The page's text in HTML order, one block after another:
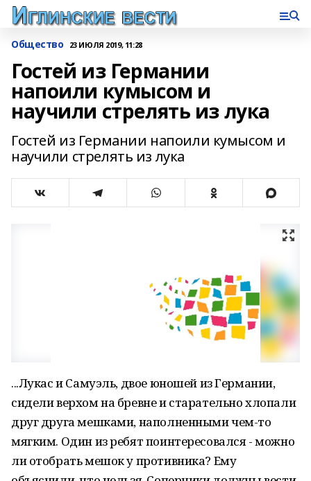
Общество 23 ИЮЛЯ 2019, 11:28
Гостей из Германии
напоили кумысом и
научили стрелять из лука
Гостей из Германии напоили кумысом и
научили стрелять из лука
...Лукас и Самуэль, двое юношей из Германии,
сидели верхом на бревне и старательно хлопали
друг друга мешками, наполненными чем-то
мягким. Один из ребят поинтересовался - можно
ли отобрать мешок у противника? Ему